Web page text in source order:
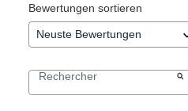
Bewertungen sortieren